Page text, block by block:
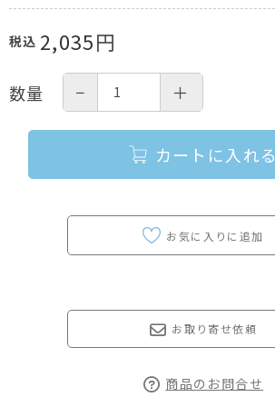
税込 2,035円
数量 − ＋
カートに入れる
お取り寄せ依頼
商品のお問合せ